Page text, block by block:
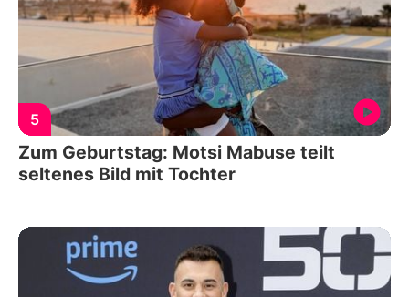
5
Zum Geburtstag: Motsi Mabuse teilt
seltenes Bild mit Tochter